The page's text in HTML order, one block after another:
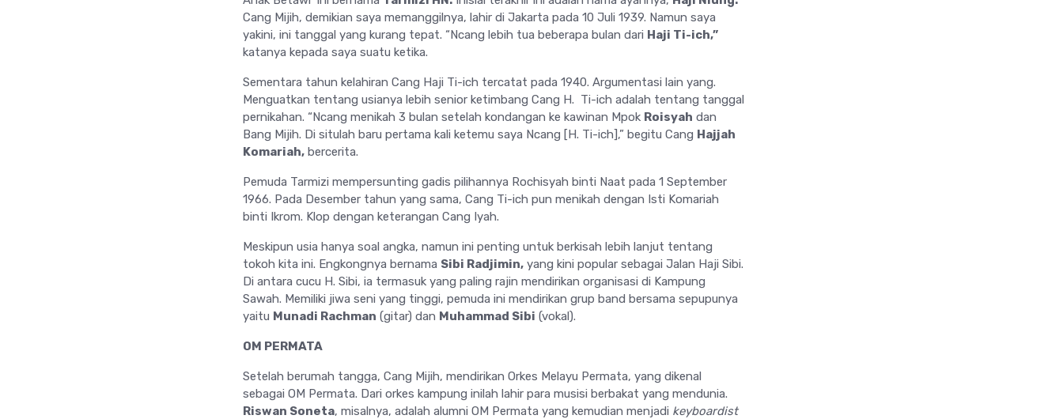
Cang Mijih, demikian saya memanggilnya, lahir di Jakarta pada 10 Juli 1939. Namun saya
yakini, ini tanggal yang kurang tepat. “Ncang lebih tua beberapa bulan dari Haji Ti-ich,”
katanya kepada saya suatu ketika.
Sementara tahun kelahiran Cang Haji Ti-ich tercatat pada 1940. Argumentasi lain yang.
Menguatkan tentang usianya lebih senior ketimbang Cang H. Ti-ich adalah tentang tanggal
pernikahan. “Ncang menikah 3 bulan setelah kondangan ke kawinan Mpok Roisyah dan
Bang Mijih. Di situlah baru pertama kali ketemu saya Ncang [H. Ti-ich],” begitu Cang Hajjah
Komariah, bercerita.
Pemuda Tarmizi mempersunting gadis pilihannya Rochisyah binti Naat pada 1 September
1966. Pada Desember tahun yang sama, Cang Ti-ich pun menikah dengan Isti Komariah
binti Ikrom. Klop dengan keterangan Cang Iyah.
Meskipun usia hanya soal angka, namun ini penting untuk berkisah lebih lanjut tentang
tokoh kita ini. Engkongnya bernama Sibi Radjimin, yang kini popular sebagai Jalan Haji Sibi.
Di antara cucu H. Sibi, ia termasuk yang paling rajin mendirikan organisasi di Kampung
Sawah. Memiliki jiwa seni yang tinggi, pemuda ini mendirikan grup band bersama sepupunya
yaitu Munadi Rachman (gitar) dan Muhammad Sibi (vokal).
OM PERMATA
Setelah berumah tangga, Cang Mijih, mendirikan Orkes Melayu Permata, yang dikenal
sebagai OM Permata. Dari orkes kampung inilah lahir para musisi berbakat yang mendunia.
Riswan Soneta, misalnya, adalah alumni OM Permata yang kemudian menjadi keyboardist